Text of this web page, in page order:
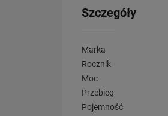
Szczegóły
Marka
Rocznik
Moc
Przebieg
Pojemność